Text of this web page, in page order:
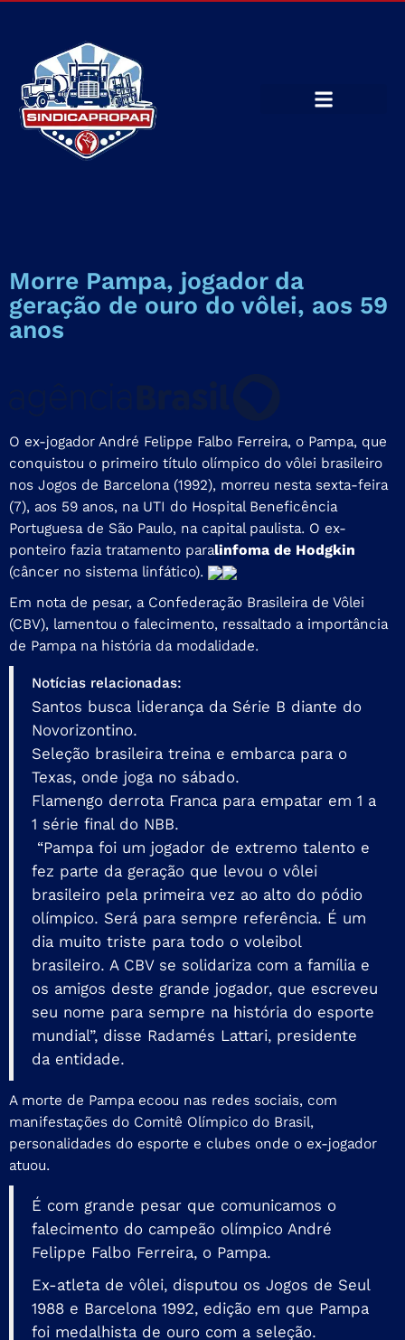
Morre Pampa, jogador da
geração de ouro do vôlei, aos 59
anos
O ex-jogador André Felippe Falbo Ferreira, o Pampa, que
conquistou o primeiro título olímpico do vôlei brasileiro
nos Jogos de Barcelona (1992), morreu nesta sexta-feira
(7), aos 59 anos, na UTI do Hospital Beneficência
Portuguesa de São Paulo, na capital paulista. O ex-
ponteiro fazia tratamento paralinfoma de Hodgkin
(câncer no sistema linfático).
Em nota de pesar, a Confederação Brasileira de Vôlei
(CBV), lamentou o falecimento, ressaltado a importância
de Pampa na história da modalidade.
Notícias relacionadas:
Santos busca liderança da Série B diante do
Novorizontino.
Seleção brasileira treina e embarca para o
Texas, onde joga no sábado.
Flamengo derrota Franca para empatar em 1 a
1 série final do NBB.
“Pampa foi um jogador de extremo talento e
fez parte da geração que levou o vôlei
brasileiro pela primeira vez ao alto do pódio
olímpico. Será para sempre referência. É um
dia muito triste para todo o voleibol
brasileiro. A CBV se solidariza com a família e
os amigos deste grande jogador, que escreveu
seu nome para sempre na história do esporte
mundial”, disse Radamés Lattari, presidente
da entidade.
A morte de Pampa ecoou nas redes sociais, com
manifestações do Comitê Olímpico do Brasil,
personalidades do esporte e clubes onde o ex-jogador
atuou.
É com grande pesar que comunicamos o
falecimento do campeão olímpico André
Felippe Falbo Ferreira, o Pampa.
Ex-atleta de vôlei, disputou os Jogos de Seul
1988 e Barcelona 1992, edição em que Pampa
foi medalhista de ouro com a seleção.